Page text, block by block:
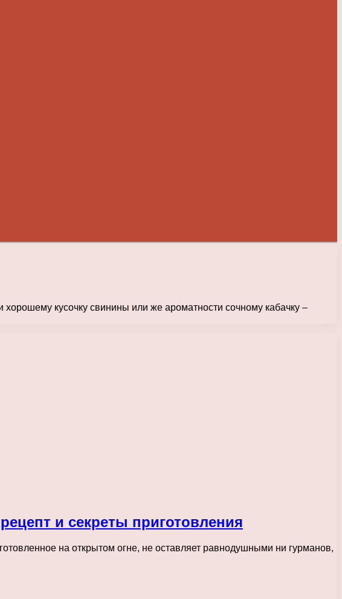
кусочку свинины или же ароматности сочному кабачку –
и секреты приготовления
на открытом огне, не оставляет равнодушными ни гурманов,